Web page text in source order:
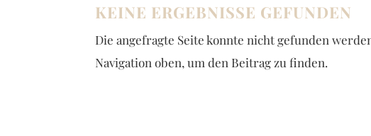
KEINE ERGEBNISSE GEFUNDEN
Die angefragte Seite konnte nicht gefunden
Navigation oben, um den Beitrag zu finden.